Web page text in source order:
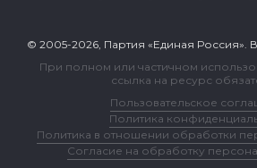
© 2005-2026, Партия «Единая Россия».
При полном или частичном
ссылка на ресурс
Пользовательское
Политика
Политика в отношении обработки
Согласие на обработку